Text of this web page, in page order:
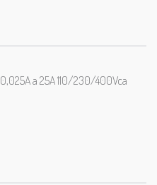
0,025A a 25A 110/230/400Vca